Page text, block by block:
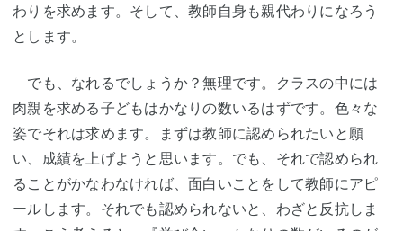
わりを求めます。そして、教師自身も親代わりになろう
とします。
でも、なれるでしょうか？無理です。クラスの中には
肉親を求める子どもはかなりの数いるはずです。色々な
姿でそれは求めます。まずは教師に認められたいと願
い、成績を上げようと思います。でも、それで認められ
ることがかなわなければ、面白いことをして教師にアピ
ールします。それでも認められないと、わざと反抗しま